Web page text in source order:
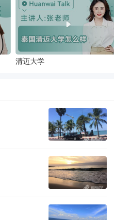
清迈大学